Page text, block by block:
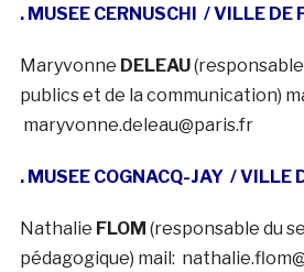
. MUSEE CERNUSCHI / VILLE DE
Maryvonne DELEAU
publics et de la communication)
maryvonne.deleau@paris.fr
. MUSEE COGNACQ-JAY / VILLE
Nathalie FLOM (responsable du
pédagogique) mail: